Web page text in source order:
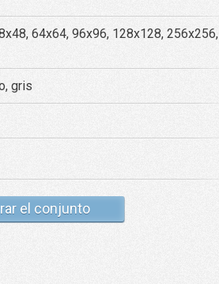
64x64, 96x96, 128x128, 256x256,
gris
el conjunto